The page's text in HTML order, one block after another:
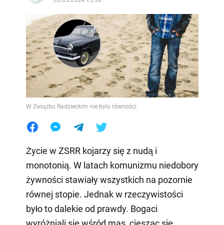
W Związku Radzieckim nie było równości
Życie w ZSRR kojarzy się z nudą i
monotonią. W latach komunizmu niedobory
żywności stawiały wszystkich na pozornie
równej stopie. Jednak w rzeczywistości
było to dalekie od prawdy. Bogaci